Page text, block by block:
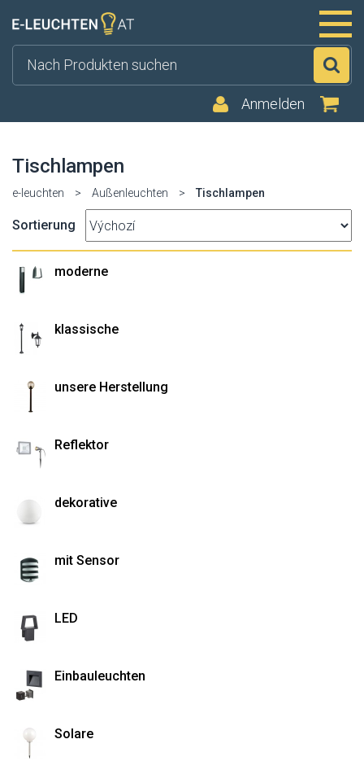
Anmelden
Tischlampen
e-leuchten > Außenleuchten > Tischlampen
Sortierung
moderne
klassische
unsere Herstellung
Reflektor
dekorative
mit Sensor
LED
Einbauleuchten
Solare